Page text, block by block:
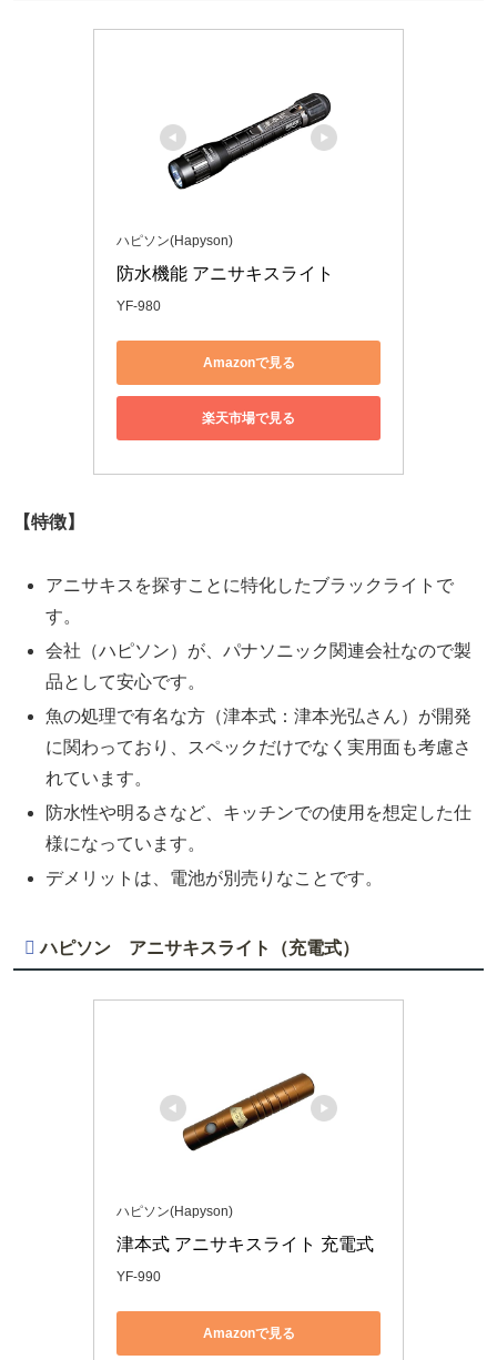
ハピソン(Hapyson)
防水機能 アニサキスライト
YF-980
Amazonで見る
楽天市場で見る
【特徴】
アニサキスを探すことに特化したブラックライトで
す。
会社（ハピソン）が、パナソニック関連会社なので製
品として安心です。
魚の処理で有名な方（津本式：津本光弘さん）が開発
に関わっており、スペックだけでなく実用面も考慮さ
れています。
防水性や明るさなど、キッチンでの使用を想定した仕
様になっています。
デメリットは、電池が別売りなことです。
ハピソン アニサキスライト （充電式）
ハピソン(Hapyson)
津本式 アニサキスライト 充電式
YF-990
Amazonで見る